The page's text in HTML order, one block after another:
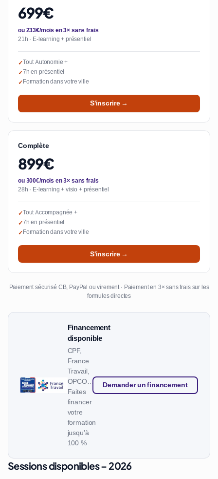
699€
ou 233€/mois en 3× sans frais
21h · E-learning + présentiel
✓Tout Autonomie +
✓7h en présentiel
✓Formation dans votre ville
S'inscrire →
Complète
899€
ou 300€/mois en 3× sans frais
28h · E-learning + visio + présentiel
✓Tout Accompagnée +
✓7h en présentiel
✓Formation dans votre ville
S'inscrire →
Paiement sécurisé CB, PayPal ou virement · Paiement en 3× sans frais sur les
formules directes
Financement
disponible
CPF,
France
Travail,
OPCO…
Faites
financer
votre
formation
jusqu'à
100 %
Demander un financement
Sessions disponibles – 2026